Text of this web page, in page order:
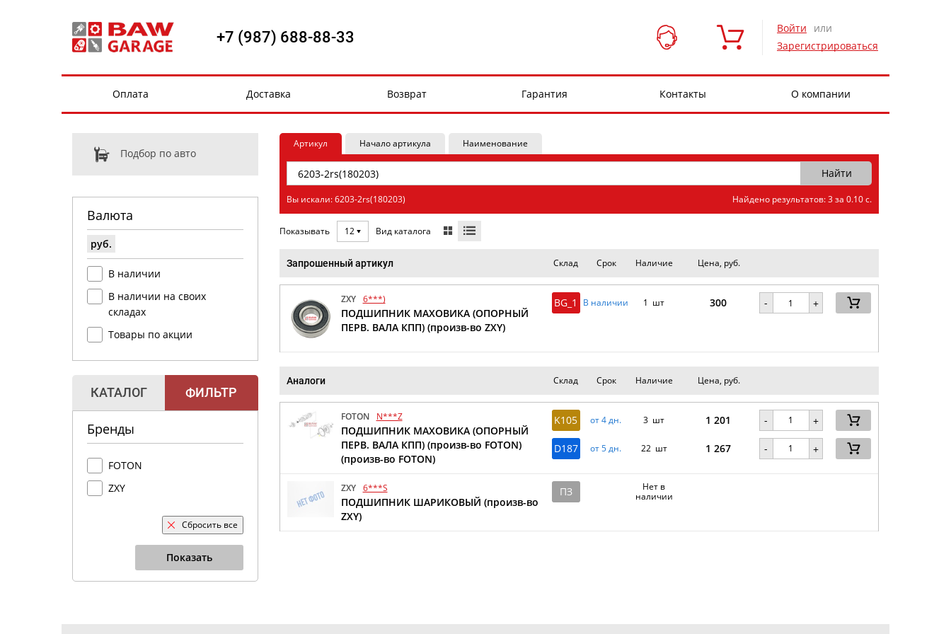
+7 (987) 688-88-33 Войти
или
Зарегистрироваться
Оплата Доставка Возврат Гарантия Контакты О компании
Подбор по авто
Валюта
руб.
В наличии
В наличии на своих
складах
Товары по акции
КАТАЛОГ ФИЛЬТР
Бренды
FOTON
ZXY
Сбросить все
Показать
Артикул Начало артикула Наименование
Вы искали: 6203-2rs(180203) Найдено результатов: 3 за 0.10 с.
Показывать 12 Вид каталога
Запрошенный артикул Склад Срок Наличие Цена, руб.
ZXY 6***)
ПОДШИПНИК МАХОВИКА (ОПОРНЫЙ
ПЕРВ. ВАЛА КПП) (произв-во ZXY)
BG_1 В наличии 1 шт 300 - +
Аналоги Склад Срок Наличие Цена, руб.
FOTON N***Z
ПОДШИПНИК МАХОВИКА (ОПОРНЫЙ
ПЕРВ. ВАЛА КПП) (произв-во FOTON)
(произв-во FOTON)
K105 от 4 дн. 3 шт 1 201 - +
D187 от 5 дн. 22 шт 1 267 - +
ZXY 6***S
ПОДШИПНИК ШАРИКОВЫЙ (произв-во
ZXY)
ПЗ
Нет в
наличии